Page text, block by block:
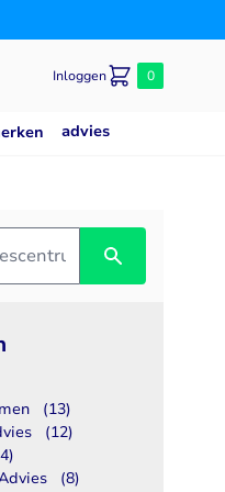
Inloggen 0
advies
(13)
(12)
(8)